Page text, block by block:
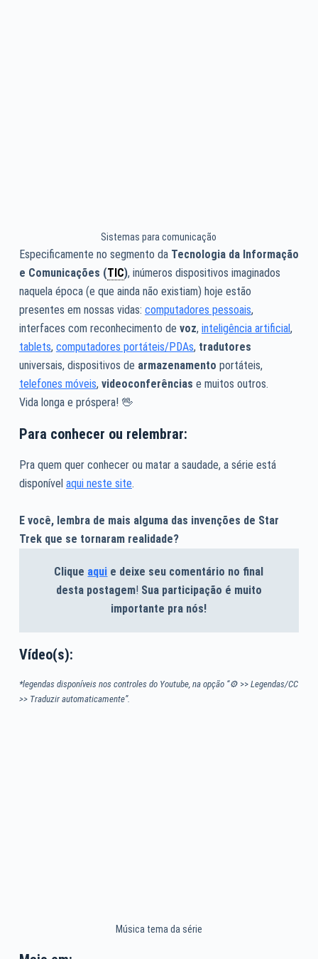
Sistemas para comunicação
Especificamente no segmento da Tecnologia da Informação
e Comunicações (TIC), inúmeros dispositivos imaginados
naquela época (e que ainda não existiam) hoje estão
presentes em nossas vidas: computadores pessoais,
interfaces com reconhecimento de voz, inteligência artificial,
tablets, computadores portáteis/PDAs, tradutores
universais, dispositivos de armazenamento portáteis,
telefones móveis, videoconferências e muitos outros.
Vida longa e próspera! 🖖
Para conhecer ou relembrar:
Pra quem quer conhecer ou matar a saudade, a série está
disponível aqui neste site.
E você, lembra de mais alguma das invenções de Star
Trek que se tornaram realidade?
Clique aqui e deixe seu comentário no final
desta postagem! Sua participação é muito
importante pra nós!
Vídeo(s):
*legendas disponíveis nos controles do Youtube, na opção “⚙>> Legendas/CC
>> Traduzir automaticamente”.
Música tema da série